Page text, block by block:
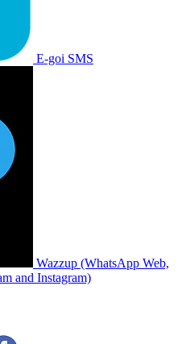
E-goi SMS
Wazzup (WhatsApp Web,
and Instagram)